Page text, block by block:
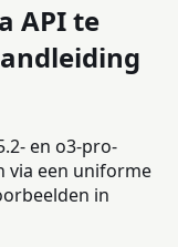
API te
en o3-pro-
via een uniforme
in